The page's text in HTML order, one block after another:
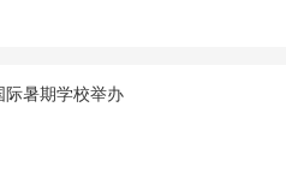
际暑期学校举办